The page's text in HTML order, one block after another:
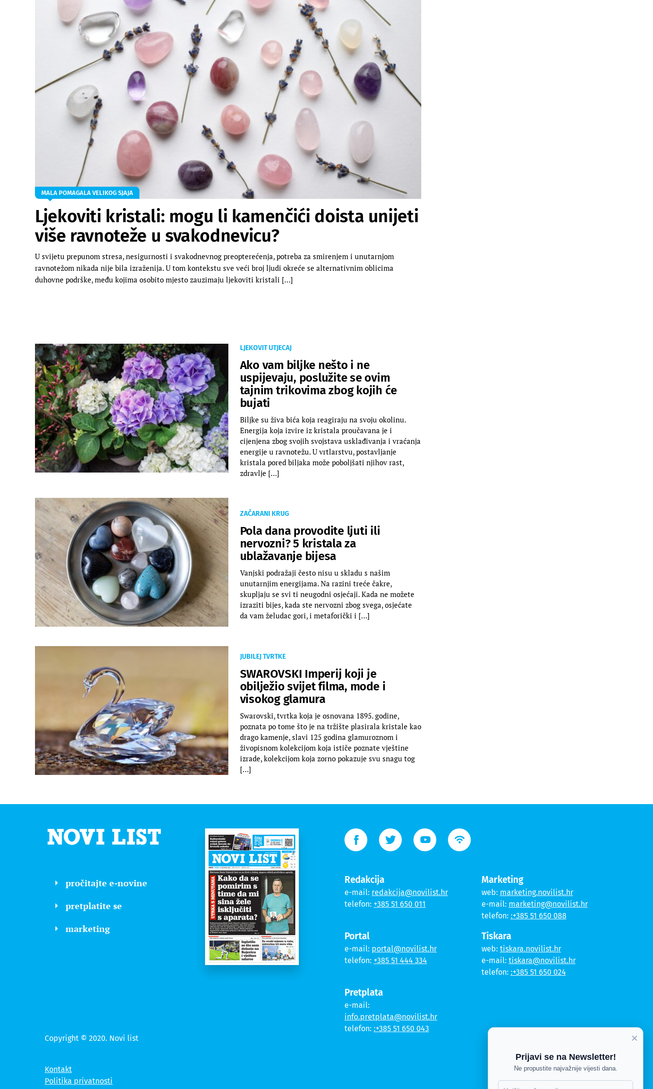
MALA POMAGALA VELIKOG SJAJA
Ljekoviti kristali: mogu li kamenčići doista unijeti
više ravnoteže u svakodnevicu?
U svijetu prepunom stresa, nesigurnosti i svakodnevnog preopterećenja, potreba za smirenjem i unutarnjom
ravnotežom nikada nije bila izraženija. U tom kontekstu sve veći broj ljudi okreće se alternativnim oblicima
duhovne podrške, među kojima osobito mjesto zauzimaju ljekoviti kristali […]
LJEKOVIT UTJECAJ
Ako vam biljke nešto i ne
uspijevaju, poslužite se ovim
tajnim trikovima zbog kojih će
bujati
Biljke su živa bića koja reagiraju na svoju okolinu.
Energija koja izvire iz kristala proučavana je i
cijenjena zbog svojih svojstava usklađivanja i vraćanja
energije u ravnotežu. U vrtlarstvu, postavljanje
kristala pored biljaka može poboljšati njihov rast,
zdravlje […]
ZAČARANI KRUG
Pola dana provodite ljuti ili
nervozni? 5 kristala za
ublažavanje bijesa
Vanjski podražaji često nisu u skladu s našim
unutarnjim energijama. Na razini treće čakre,
skupljaju se svi ti neugodni osjećaji. Kada ne možete
izraziti bijes, kada ste nervozni zbog svega, osjećate
da vam želudac gori, i metaforički i […]
JUBILEJ TVRTKE
SWAROVSKI Imperij koji je
obilježio svijet filma, mode i
visokog glamura
Swarovski, tvrtka koja je osnovana 1895. godine,
poznata po tome što je na tržište plasirala kristale kao
drago kamenje, slavi 125 godina glamuroznom i
živopisnom kolekcijom koja ističe poznate vještine
izrade, kolekcijom koja zorno pokazuje svu snagu tog
[…]
pročitajte e-novine
pretplatite se
marketing
Redakcija
e-mail: redakcija@novilist.hr
telefon: +385 51 650 011
Portal
e-mail: portal@novilist.hr
telefon: +385 51 444 334
Pretplata
e-mail:
info.pretplata@novilist.hr
telefon: :+385 51 650 043
Marketing
web: marketing.novilist.hr
e-mail: marketing@novilist.hr
telefon: :+385 51 650 088
Tiskara
web: tiskara.novilist.hr
e-mail: tiskara@novilist.hr
telefon: :+385 51 650 024
Copyright © 2020. Novi list
Kontakt
Politika privatnosti
×
Prijavi se na Newsletter!
Ne propustite najvažnije vijesti dana.